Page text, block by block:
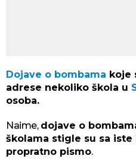
Dojave o bombama koje
adrese nekoliko škola u
osoba.
Naime, dojave o
školama stigle su sa
propratno pismo.